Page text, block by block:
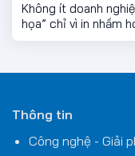
Không ít doanh
họa” chỉ vì in nhầm
này lại có thể kéo
pháp lý.
Thông tin
Công nghệ - Giải